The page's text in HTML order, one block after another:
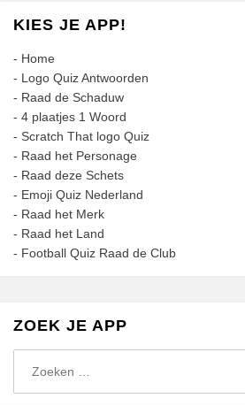
KIES JE APP!
- Home
- Logo Quiz Antwoorden
- Raad de Schaduw
- 4 plaatjes 1 Woord
- Scratch That logo Quiz
- Raad het Personage
- Raad deze Schets
- Emoji Quiz Nederland
- Raad het Merk
- Raad het Land
- Football Quiz Raad de Club
ZOEK JE APP
naar: